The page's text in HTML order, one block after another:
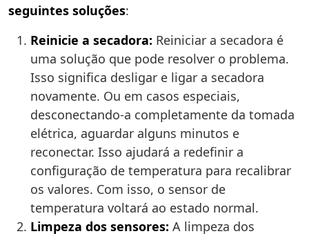
seguintes soluções:
Reinicie a secadora: Reiniciar a secadora é
uma solução que pode resolver o problema.
Isso significa desligar e ligar a secadora
novamente. Ou em casos especiais,
desconectando-a completamente da tomada
elétrica, aguardar alguns minutos e
reconectar. Isso ajudará a redefinir a
configuração de temperatura para recalibrar
os valores. Com isso, o sensor de
temperatura voltará ao estado normal.
Limpeza dos sensores: A limpeza dos